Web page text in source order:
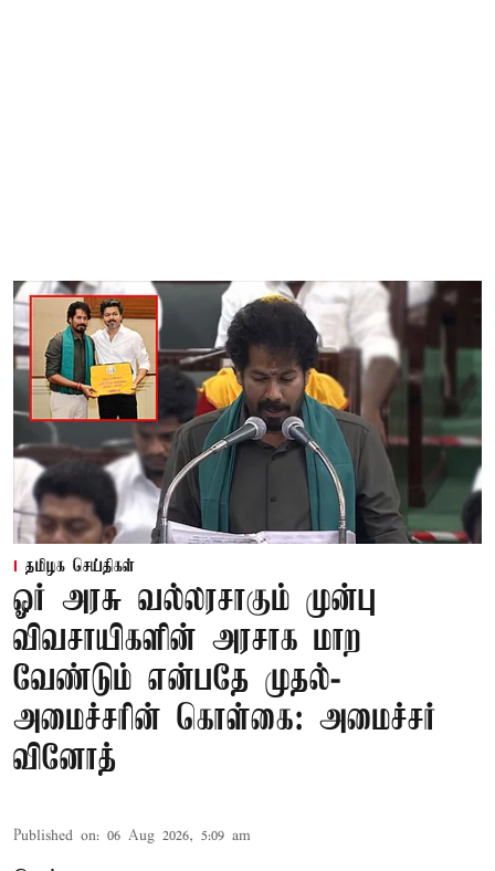
தமிழக செய்திகள்
ஓர் அரசு வல்லரசாகும் முன்பு
விவசாயிகளின் அரசாக மாற
வேண்டும் என்பதே முதல்-
அமைச்சரின் கொள்கை: அமைச்சர்
வினோத்
Published on: 06 Aug 2026, 5:09 am